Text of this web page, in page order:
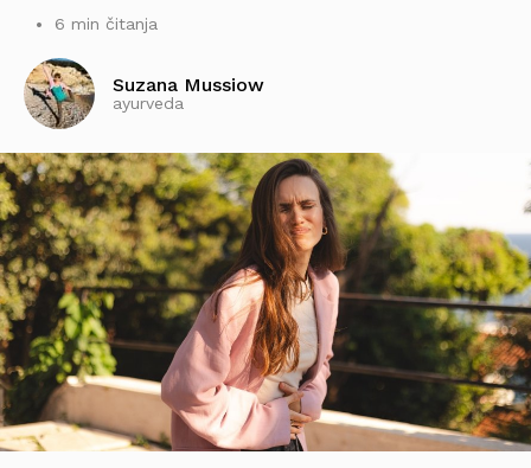
6 min čitanja
Suzana Mussiow
ayurveda